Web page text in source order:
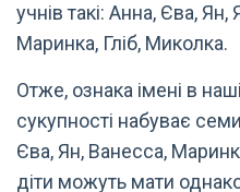
учнів такі: Анна, Єва,
Маринка, Гліб, Миколка.
Отже, ознака імені в
сукупності набуває
Єва, Ян, Ванесса,
діти можуть мати